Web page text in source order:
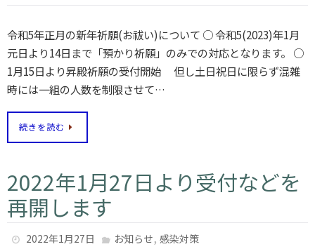
令和5年正月の新年祈願(お祓い)について ○ 令和5(2023)年1月
元日より14日まで「預かり祈願」のみでの対応となります。 ○
1月15日より昇殿祈願の受付開始 但し土日祝日に限らず混雑
時には一組の人数を制限させて…
続きを読む
2022年1月27日より受付などを
再開します
2022年1月27日 お知らせ, 感染対策